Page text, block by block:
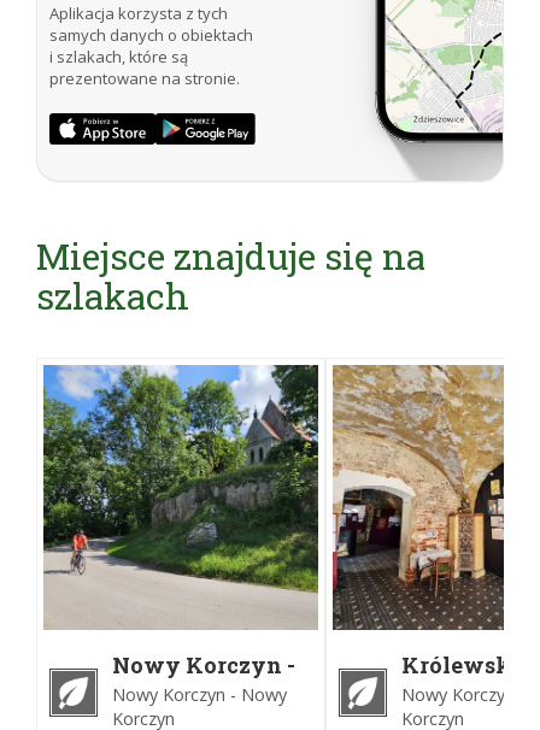
Aplikacja korzysta z tych
samych danych o obiektach
i szlakach, które są
prezentowane na stronie.
Miejsce znajduje się na
szlakach
Nowy Korczyn -
Wiślica - Solec-
Zdrój - Nowy
Nowy Korczyn - Nowy
Korczyn
Królewskie
miasto
Korczyn
Nowy Korczyn -
Korczyn